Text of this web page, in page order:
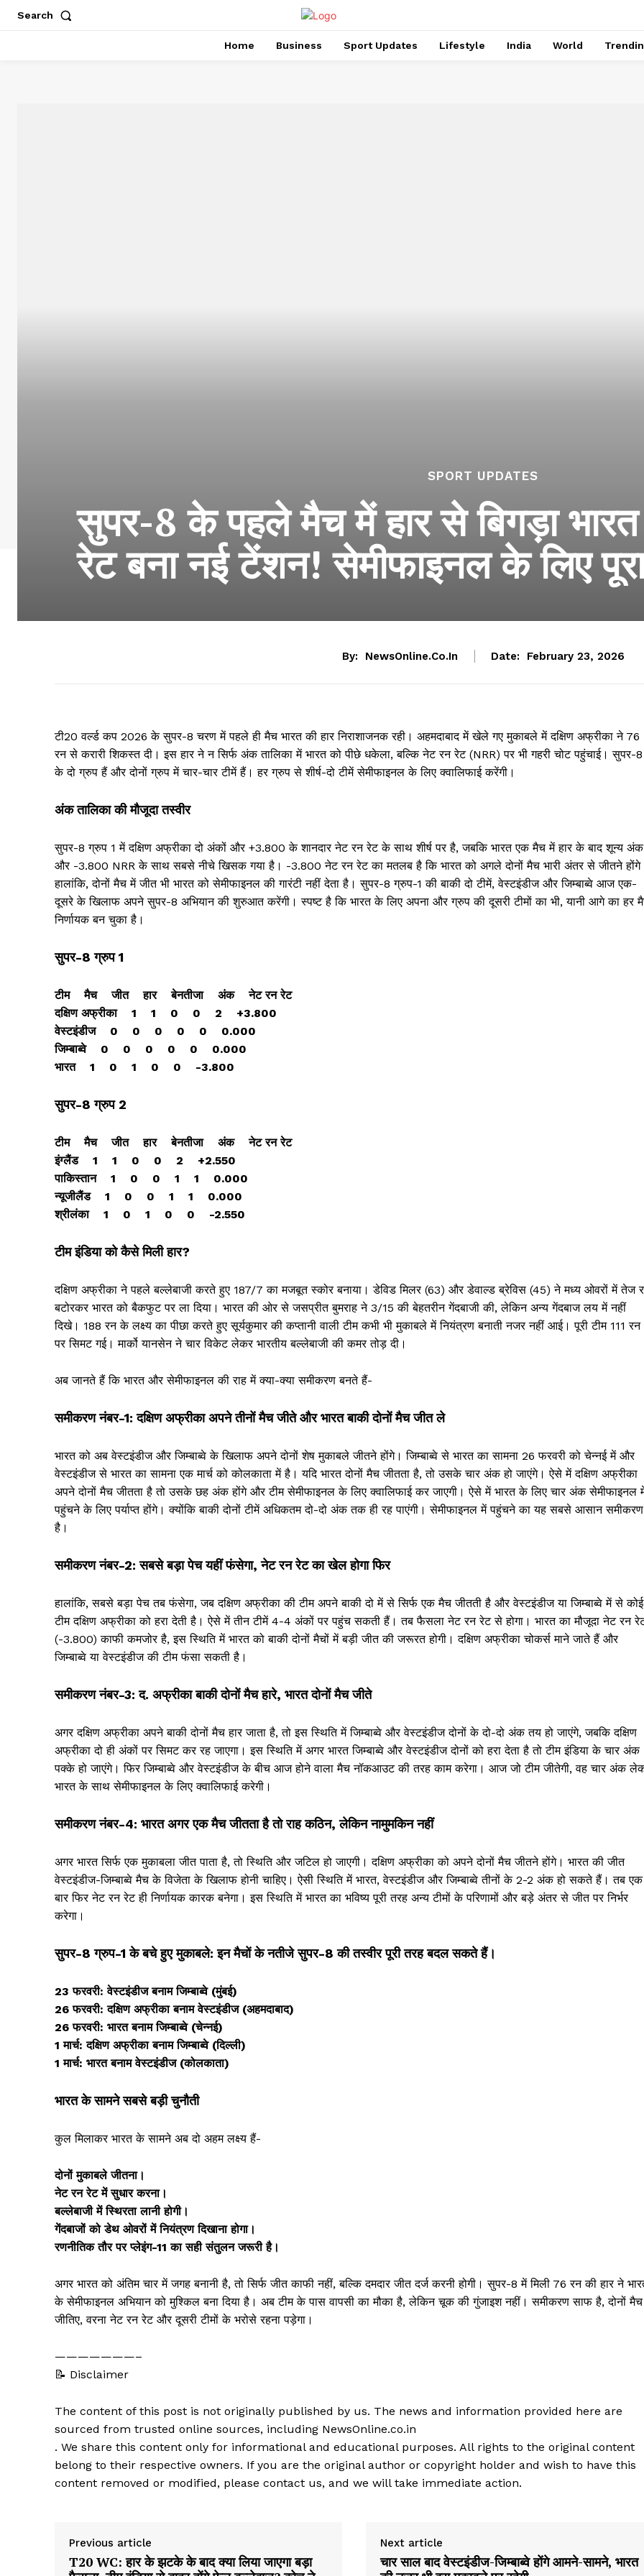
Search
Home Business Sport Updates Lifestyle India World
SPORT UPDATES
सुपर-8 के पहले मैच में हार से बिगड़ा
रेट बना नई टेंशन! सेमीफाइनल के लिए
By: NewsOnline.co.in Date: February 23, 2026
टी20 वर्ल्ड कप 2026 के सुपर-8 चरण में पहले ही मैच भारत की हार निराशाजनक रही। अहमदाबाद में खेले गए मुकाबले में दक्षिण अफ्रीका ने 76
रन से करारी शिकस्त दी। इस हार ने न सिर्फ अंक तालिका में भारत को पीछे धकेला, बल्कि नेट रन रेट (NRR) पर भी गहरी चोट पहुंचाई। सुपर-8
के दो ग्रुप हैं और दोनों ग्रुप में चार-चार टीमें हैं। हर ग्रुप से शीर्ष-दो टीमें सेमीफाइनल के लिए क्वालिफाई करेंगी।
अंक तालिका की मौजूदा तस्वीर
सुपर-8 ग्रुप 1 में दक्षिण अफ्रीका दो अंकों और +3.800 के शानदार नेट रन रेट के साथ शीर्ष पर है, जबकि भारत एक मैच में हार के बाद शून्य अंक
और -3.800 NRR के साथ सबसे नीचे खिसक गया है। -3.800 नेट रन रेट का मतलब है कि भारत को अगले दोनों मैच भारी अंतर से जीतने
हालांकि, दोनों मैच में जीत भी भारत को सेमीफाइनल की गारंटी नहीं देता है। सुपर-8 ग्रुप-1 की बाकी दो टीमें, वेस्टइंडीज और जिम्बाब्वे आज एक-
दूसरे के खिलाफ अपने सुपर-8 अभियान की शुरुआत करेंगी। स्पष्ट है कि भारत के लिए अपना और ग्रुप की दूसरी टीमों का भी, यानी आगे का हर
निर्णायक बन चुका है।
सुपर-8 ग्रुप 1
टीम मैच जीत हार बेनतीजा अंक नेट रन रेट
दक्षिण अफ्रीका 1 1 0 0 2 +3.800
वेस्टइंडीज 0 0 0 0 0 0.000
जिम्बाब्वे 0 0 0 0 0 0.000
भारत 1 0 1 0 0 -3.800
सुपर-8 ग्रुप 2
टीम मैच जीत हार बेनतीजा अंक नेट रन रेट
इंग्लैंड 1 1 0 0 2 +2.550
पाकिस्तान 1 0 0 1 1 0.000
न्यूजीलैंड 1 0 0 1 1 0.000
श्रीलंका 1 0 1 0 0 -2.550
टीम इंडिया को कैसे मिली हार?
दक्षिण अफ्रीका ने पहले बल्लेबाजी करते हुए 187/7 का मजबूत स्कोर बनाया। डेविड मिलर (63) और डेवाल्ड ब्रेविस (45) ने मध्य ओवरों में तेज
बटोरकर भारत को बैकफुट पर ला दिया। भारत की ओर से जसप्रीत बुमराह ने 3/15 की बेहतरीन गेंदबाजी की, लेकिन अन्य गेंदबाज लय में नहीं
दिखे। 188 रन के लक्ष्य का पीछा करते हुए सूर्यकुमार की कप्तानी वाली टीम कभी भी मुकाबले में नियंत्रण बनाती नजर नहीं आई। पूरी टीम 111 रन
पर सिमट गई। मार्को यानसेन ने चार विकेट लेकर भारतीय बल्लेबाजी की कमर तोड़ दी।
अब जानते हैं कि भारत और सेमीफाइनल की राह में क्या-क्या समीकरण बनते हैं-
समीकरण नंबर-1: दक्षिण अफ्रीका अपने तीनों मैच जीते और भारत बाकी दोनों मैच जीत ले
भारत को अब वेस्टइंडीज और जिम्बाब्वे के खिलाफ अपने दोनों शेष मुकाबले जीतने होंगे। जिम्बाब्वे से भारत का सामना 26 फरवरी को चेन्नई में और
वेस्टइंडीज से भारत का सामना एक मार्च को कोलकाता में है। यदि भारत दोनों मैच जीतता है, तो उसके चार अंक हो जाएंगे। ऐसे में दक्षिण अफ्रीका
अपने दोनों मैच जीतता है तो उसके छह अंक होंगे और टीम सेमीफाइनल के लिए क्वालिफाई कर जाएगी। ऐसे में भारत के लिए चार अंक सेमीफाइनल
पहुंचने के लिए पर्याप्त होंगे। क्योंकि बाकी दोनों टीमें अधिकतम दो-दो अंक तक ही रह पाएंगी। सेमीफाइनल में पहुंचने का यह सबसे आसान समीकरण
है।
समीकरण नंबर-2: सबसे बड़ा पेच यहीं फंसेगा, नेट रन रेट का खेल होगा फिर
हालांकि, सबसे बड़ा पेच तब फंसेगा, जब दक्षिण अफ्रीका की टीम अपने बाकी दो में से सिर्फ एक मैच जीतती है और वेस्टइंडीज या जिम्बाब्वे में से कोई
टीम दक्षिण अफ्रीका को हरा देती है। ऐसे में तीन टीमें 4-4 अंकों पर पहुंच सकती हैं। तब फैसला नेट रन रेट से होगा। भारत का मौजूदा नेट रन
(-3.800) काफी कमजोर है, इस स्थिति में भारत को बाकी दोनों मैचों में बड़ी जीत की जरूरत होगी। दक्षिण अफ्रीका चोकर्स माने जाते हैं और
जिम्बाब्वे या वेस्टइंडीज की टीम फंसा सकती है।
समीकरण नंबर-3: द. अफ्रीका बाकी दोनों मैच हारे, भारत दोनों मैच जीते
अगर दक्षिण अफ्रीका अपने बाकी दोनों मैच हार जाता है, तो इस स्थिति में जिम्बाब्वे और वेस्टइंडीज दोनों के दो-दो अंक तय हो जाएंगे, जबकि दक्षिण
अफ्रीका दो ही अंकों पर सिमट कर रह जाएगा। इस स्थिति में अगर भारत जिम्बाब्वे और वेस्टइंडीज दोनों को हरा देता है तो टीम इंडिया के चार अंक
पक्के हो जाएंगे। फिर जिम्बाब्वे और वेस्टइंडीज के बीच आज होने वाला मैच नॉकआउट की तरह काम करेगा। आज जो टीम जीतेगी, वह चार अंक
भारत के साथ सेमीफाइनल के लिए क्वालिफाई करेगी।
समीकरण नंबर-4: भारत अगर एक मैच जीतता है तो राह कठिन, लेकिन नामुमकिन नहीं
अगर भारत सिर्फ एक मुकाबला जीत पाता है, तो स्थिति और जटिल हो जाएगी। दक्षिण अफ्रीका को अपने दोनों मैच जीतने होंगे। भारत की जीत
वेस्टइंडीज-जिम्बाब्वे मैच के विजेता के खिलाफ होनी चाहिए। ऐसी स्थिति में भारत, वेस्टइंडीज और जिम्बाब्वे तीनों के 2-2 अंक हो सकते हैं। तब एक
बार फिर नेट रन रेट ही निर्णायक कारक बनेगा। इस स्थिति में भारत का भविष्य पूरी तरह अन्य टीमों के परिणामों और बड़े अंतर से जीत पर निर्भर
करेगा।
सुपर-8 ग्रुप-1 के बचे हुए मुकाबले: इन मैचों के नतीजे सुपर-8 की तस्वीर पूरी तरह बदल सकते हैं।
23 फरवरी: वेस्टइंडीज बनाम जिम्बाब्वे (मुंबई)
26 फरवरी: दक्षिण अफ्रीका बनाम वेस्टइंडीज (अहमदाबाद)
26 फरवरी: भारत बनाम जिम्बाब्वे (चेन्नई)
1 मार्च: दक्षिण अफ्रीका बनाम जिम्बाब्वे (दिल्ली)
1 मार्च: भारत बनाम वेस्टइंडीज (कोलकाता)
भारत के सामने सबसे बड़ी चुनौती
कुल मिलाकर भारत के सामने अब दो अहम लक्ष्य हैं-
दोनों मुकाबले जीतना।
नेट रन रेट में सुधार करना।
बल्लेबाजी में स्थिरता लानी होगी।
गेंदबाजों को डेथ ओवरों में नियंत्रण दिखाना होगा।
रणनीतिक तौर पर प्लेइंग-11 का सही संतुलन जरूरी है।
अगर भारत को अंतिम चार में जगह बनानी है, तो सिर्फ जीत काफी नहीं, बल्कि दमदार जीत दर्ज करनी होगी। सुपर-8 में मिली 76 रन की हार ने
के सेमीफाइनल अभियान को मुश्किल बना दिया है। अब टीम के पास वापसी का मौका है, लेकिन चूक की गुंजाइश नहीं। समीकरण साफ है, दोनों मैच
जीतिए, वरना नेट रन रेट और दूसरी टीमों के भरोसे रहना पड़ेगा।
———————–
📝 Disclaimer
The content of this post is not originally published by us. The news and information provided here are
sourced from trusted online sources, including NewsOnline.co.in
. We share this content only for informational and educational purposes. All rights to the original content
belong to their respective owners. If you are the original author or copyright holder and wish to have this
content removed or modified, please contact us, and we will take immediate action.
Previous article
T20 WC: हार के झटके के बाद क्या लिया जाएगा बड़ा
Next article
चार साल बाद वेस्टइंडीज-जिम्बाब्वे होंगे आमने-सामने, भारत